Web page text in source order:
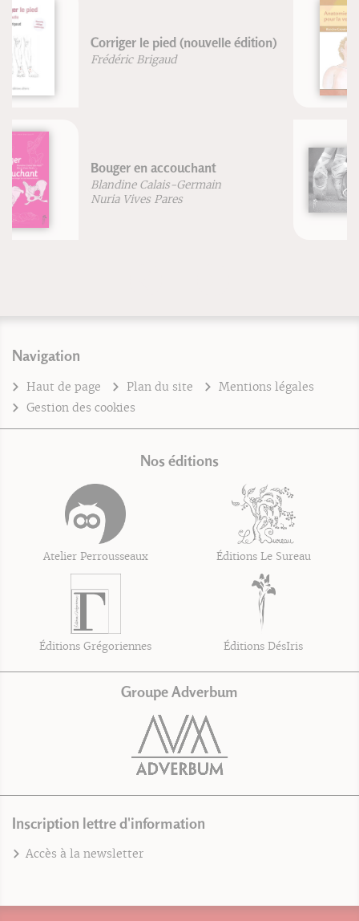
Anatomie pour la voix - Nouvelle
édition
Blandine Calais-Germain
Chaussons de pointes
Christine Jeannin
Navigation
Haut de page Plan du site
Mentions légales
Gestion des cookies
Nos éditions
Atelier Perrousseaux Éditions Le Sureau
Éditions Grégoriennes Éditions DésIris
Groupe Adverbum
Inscription lettre d'information
Accès à la newsletter